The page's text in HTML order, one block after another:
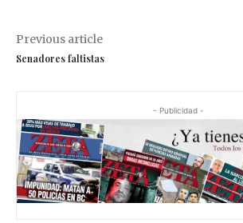
Previous article
Senadores faltistas
- Publicidad -